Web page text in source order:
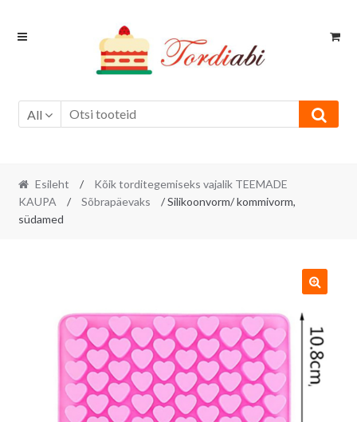
Skip
Skip
All
Esileht /
Kõik torditegemiseks vajalik TEEMADE
KAUPA
/ Sõbrapäevaks
/ Silikoonvorm/ kommivorm,
südamed